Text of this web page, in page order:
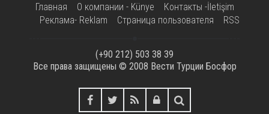
Главная О компании - Künye
Контакты -İletişim
Реклама- Reklam
Страница пользователя RSS
(+90 212) 503 38 39
Все права защищены © 2008 Вести Турции Босфор